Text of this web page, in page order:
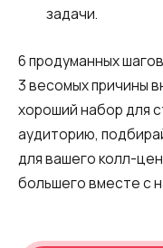
задачи.
6 продуманных
3 весомых причины
хороший набор для
аудиторию,
для вашего колл-
большего вместе с